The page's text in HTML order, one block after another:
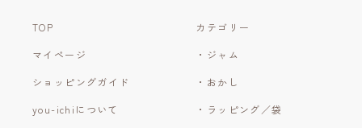
TOP
マイページ
ショッピングガイド
you-ichiについて
カテゴリー
・ジャム
・おかし
・ラッピング／袋